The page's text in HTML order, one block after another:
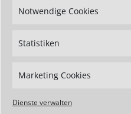
Notwendige Cookies
Statistiken
Marketing Cookies
Dienste verwalten
Hartmetallwerkzeugfabrik
Stegwiesen 2
Telefon: +49 7347 - 61-0